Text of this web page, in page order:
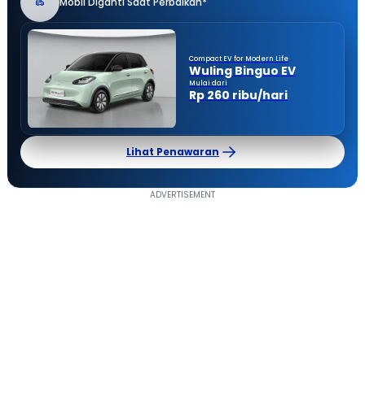
Compact EV for Modern Life
Wuling Binguo EV
Mulai dari
Rp 260 ribu/hari
Lihat Penawaran